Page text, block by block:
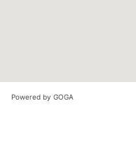
Powered by GOGA